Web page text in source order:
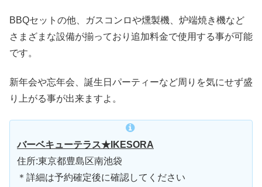
BBQセットの他、ガスコンロや燻製機、炉端焼き機など
さまざまな設備が揃っており追加料金で使用する事が可能
です。
新年会や忘年会、誕生日パーティーなど周りを気にせず盛
り上がる事が出来ますよ。
バーベキューテラス★IKESORA
住所:東京都豊島区南池袋
＊詳細は予約確定後に確認してください